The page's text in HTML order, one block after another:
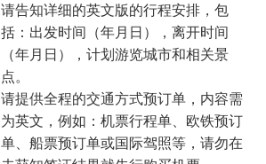
请告知详细的英文版的行程安排，包
括：出发时间（年月日），离开时间
（年月日），计划游览城市和相关景
点。
请提供全程的交通方式预订单，内容需
为英文，例如：机票行程单、欧铁预订
单、船票预订单或国际驾照等，请勿在